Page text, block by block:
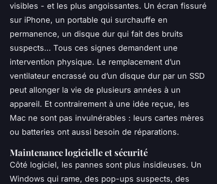
visibles - et les plus angoissantes. Un écran fissuré
sur iPhone, un portable qui surchauffe en
permanence, un disque dur qui fait des bruits
suspects… Tous ces signes demandent une
intervention physique. Le remplacement d’un
ventilateur encrassé ou d’un disque dur par un SSD
peut allonger la vie de plusieurs années à un
appareil. Et contrairement à une idée reçue, les
Mac ne sont pas invulnérables : leurs cartes mères
ou batteries ont aussi besoin de réparations.
Maintenance logicielle et sécurité
Côté logiciel, les pannes sont plus insidieuses. Un
Windows qui rame, des pop-ups suspects, des